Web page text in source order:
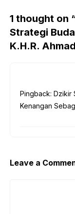
o
k
1 thought on
Strategi
K.H.R.
Pingback: Dzikir
Kenangan
Leave a